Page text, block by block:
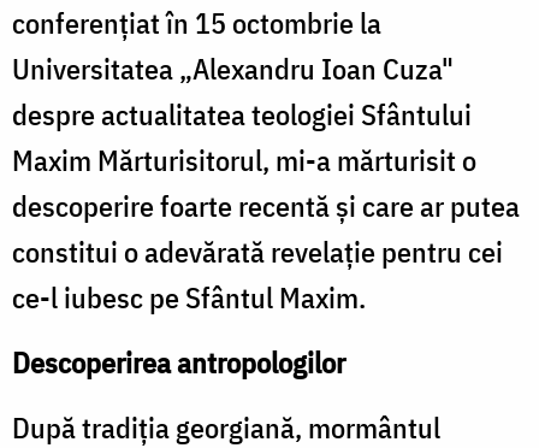
conferenţiat în 15 octombrie la
Universitatea „Alexandru Ioan Cuza"
despre actualitatea teologiei Sfântului
Maxim Mărturisitorul, mi-a mărturisit o
descoperire foarte recentă şi care ar putea
constitui o adevărată revelaţie pentru cei
ce-l iubesc pe Sfântul Maxim.
Descoperirea antropologilor
După tradiţia georgiană, mormântul